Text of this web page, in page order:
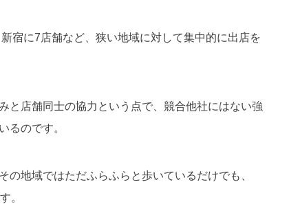
宿に7店舗など、狭い地域に対して集中的に出店を
と店舗同士の協力という点で、競合他社にはない強
るのです。
地域ではただふらふらと歩いているだけでも、
。